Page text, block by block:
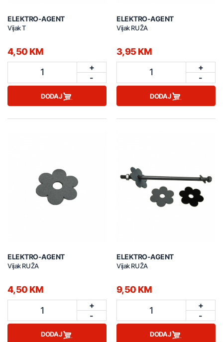
ELEKTRO-AGENT
Vijak T
4,50 KM
1
+
-
DODAJ
ELEKTRO-AGENT
Vijak RUŽA
3,95 KM
1
+
-
DODAJ
ELEKTRO-AGENT
Vijak RUŽA
4,50 KM
1
+
-
DODAJ
ELEKTRO-AGENT
Vijak RUŽA
9,50 KM
1
+
-
DODAJ